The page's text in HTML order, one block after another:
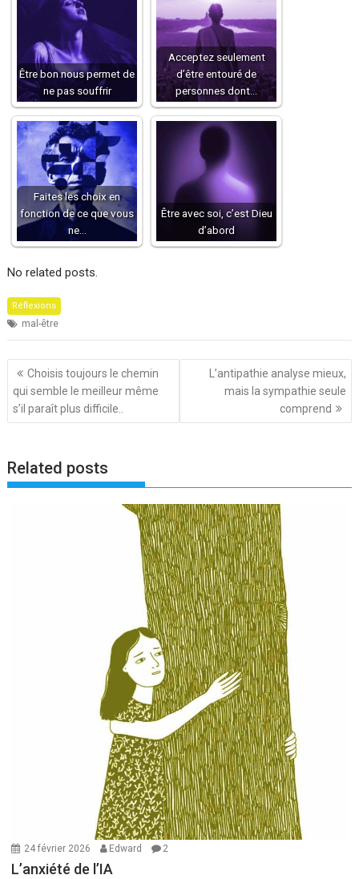
Être bon nous permet de
ne pas souffrir
Acceptez seulement
d’être entouré de
personnes dont…
Faites les choix en
fonction de ce que vous
ne…
Être avec soi, c’est Dieu
d’abord
No related posts.
Réflexions
mal-être
Navigation
de
l’article
Choisis toujours le chemin
qui semble le meilleur même
s’il paraît plus difficile..
L’antipathie analyse mieux,
mais la sympathie seule
comprend
Related posts
24 février 2026 Edward 2
L’anxiété de l’IA